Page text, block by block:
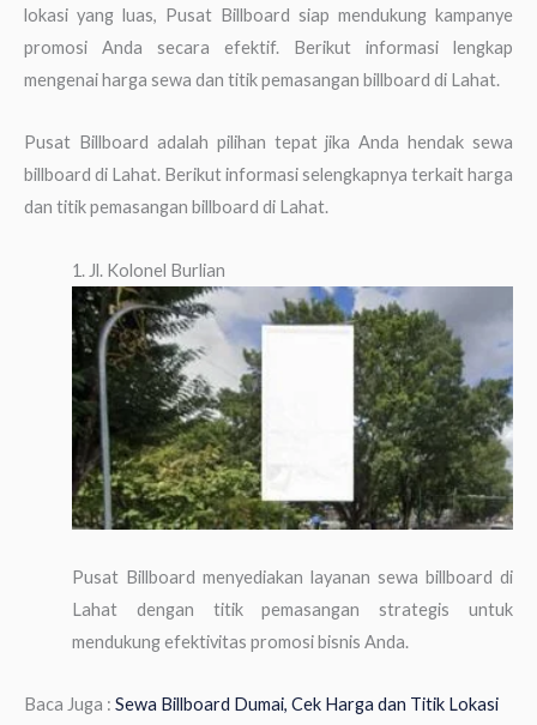
lokasi yang luas, Pusat Billboard siap mendukung kampanye
promosi Anda secara efektif. Berikut informasi lengkap
mengenai harga sewa dan titik pemasangan billboard di Lahat.
Pusat Billboard adalah pilihan tepat jika Anda hendak sewa
billboard di Lahat. Berikut informasi selengkapnya terkait harga
dan titik pemasangan billboard di Lahat.
1. Jl. Kolonel Burlian
Pusat Billboard menyediakan layanan sewa billboard di
Lahat dengan titik pemasangan strategis untuk
mendukung efektivitas promosi bisnis Anda.
Baca Juga : Sewa Billboard Dumai, Cek Harga dan Titik Lokasi